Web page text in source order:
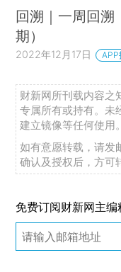
回溯｜一周回
期）
2022年12月17日 APP
财新网所刊载内容之
专属所有或持有。未
建立镜像等任何使用。
如有意愿转载，请发
确认及授权后，方可
免费订阅财新网主编